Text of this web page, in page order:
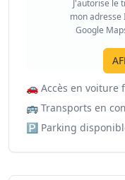
J'autorise le
mon adresse
Google
🚗 Accès en voiture
🚌 Transports en
🅿️ Parking